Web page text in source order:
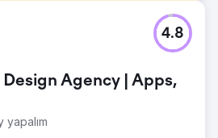
ve yavaş dahili sistem yanıt
karşı karşıyaydı. Ayrıca,
ele almak ve zamanında
duyarlı ve organize bir ortağa
Agency | Apps,
yapalım
4.8